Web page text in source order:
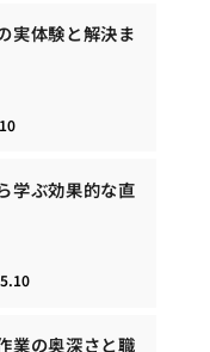
実体験と解決ま
学ぶ効果的な直
業の奥深さと職